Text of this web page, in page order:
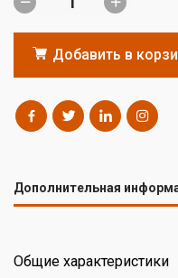
Добавить в
Дополнительная
Общие характеристики